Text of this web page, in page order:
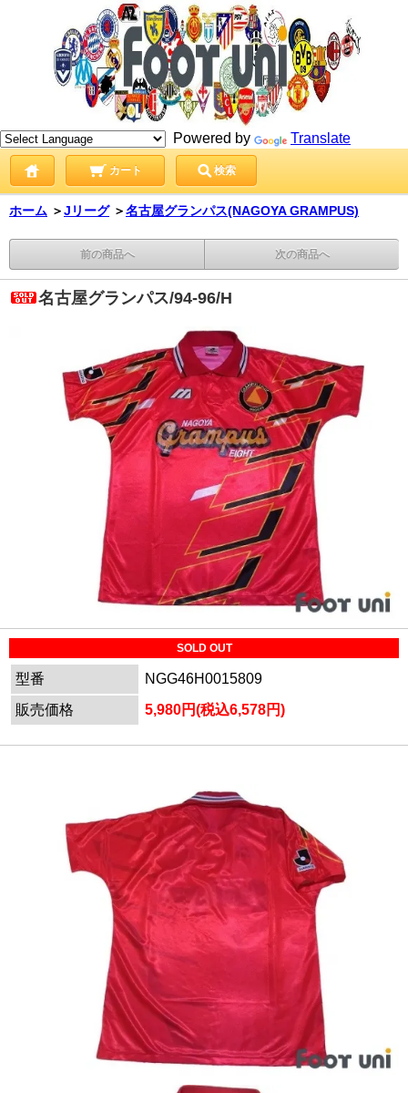
Powered by Translate
カート 検索
ホーム ＞Jリーグ ＞名古屋グランパス(NAGOYA GRAMPUS)
前の商品へ 次の商品へ
名古屋グランパス/94-96/H
SOLD OUT
型番
NGG46H0015809
販売価格
5,980円(税込6,578円)